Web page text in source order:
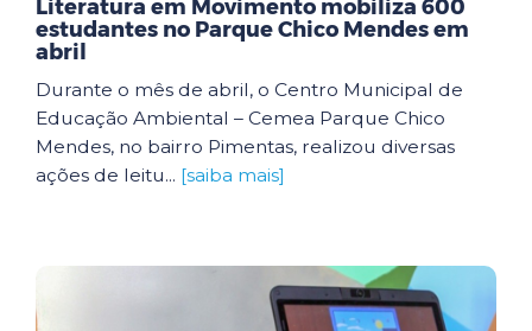
Literatura em Movimento mobiliza 600
estudantes no Parque Chico Mendes em
abril
Durante o mês de abril, o Centro Municipal de
Educação Ambiental – Cemea Parque Chico
Mendes, no bairro Pimentas, realizou diversas
ações de leitu... [saiba mais]